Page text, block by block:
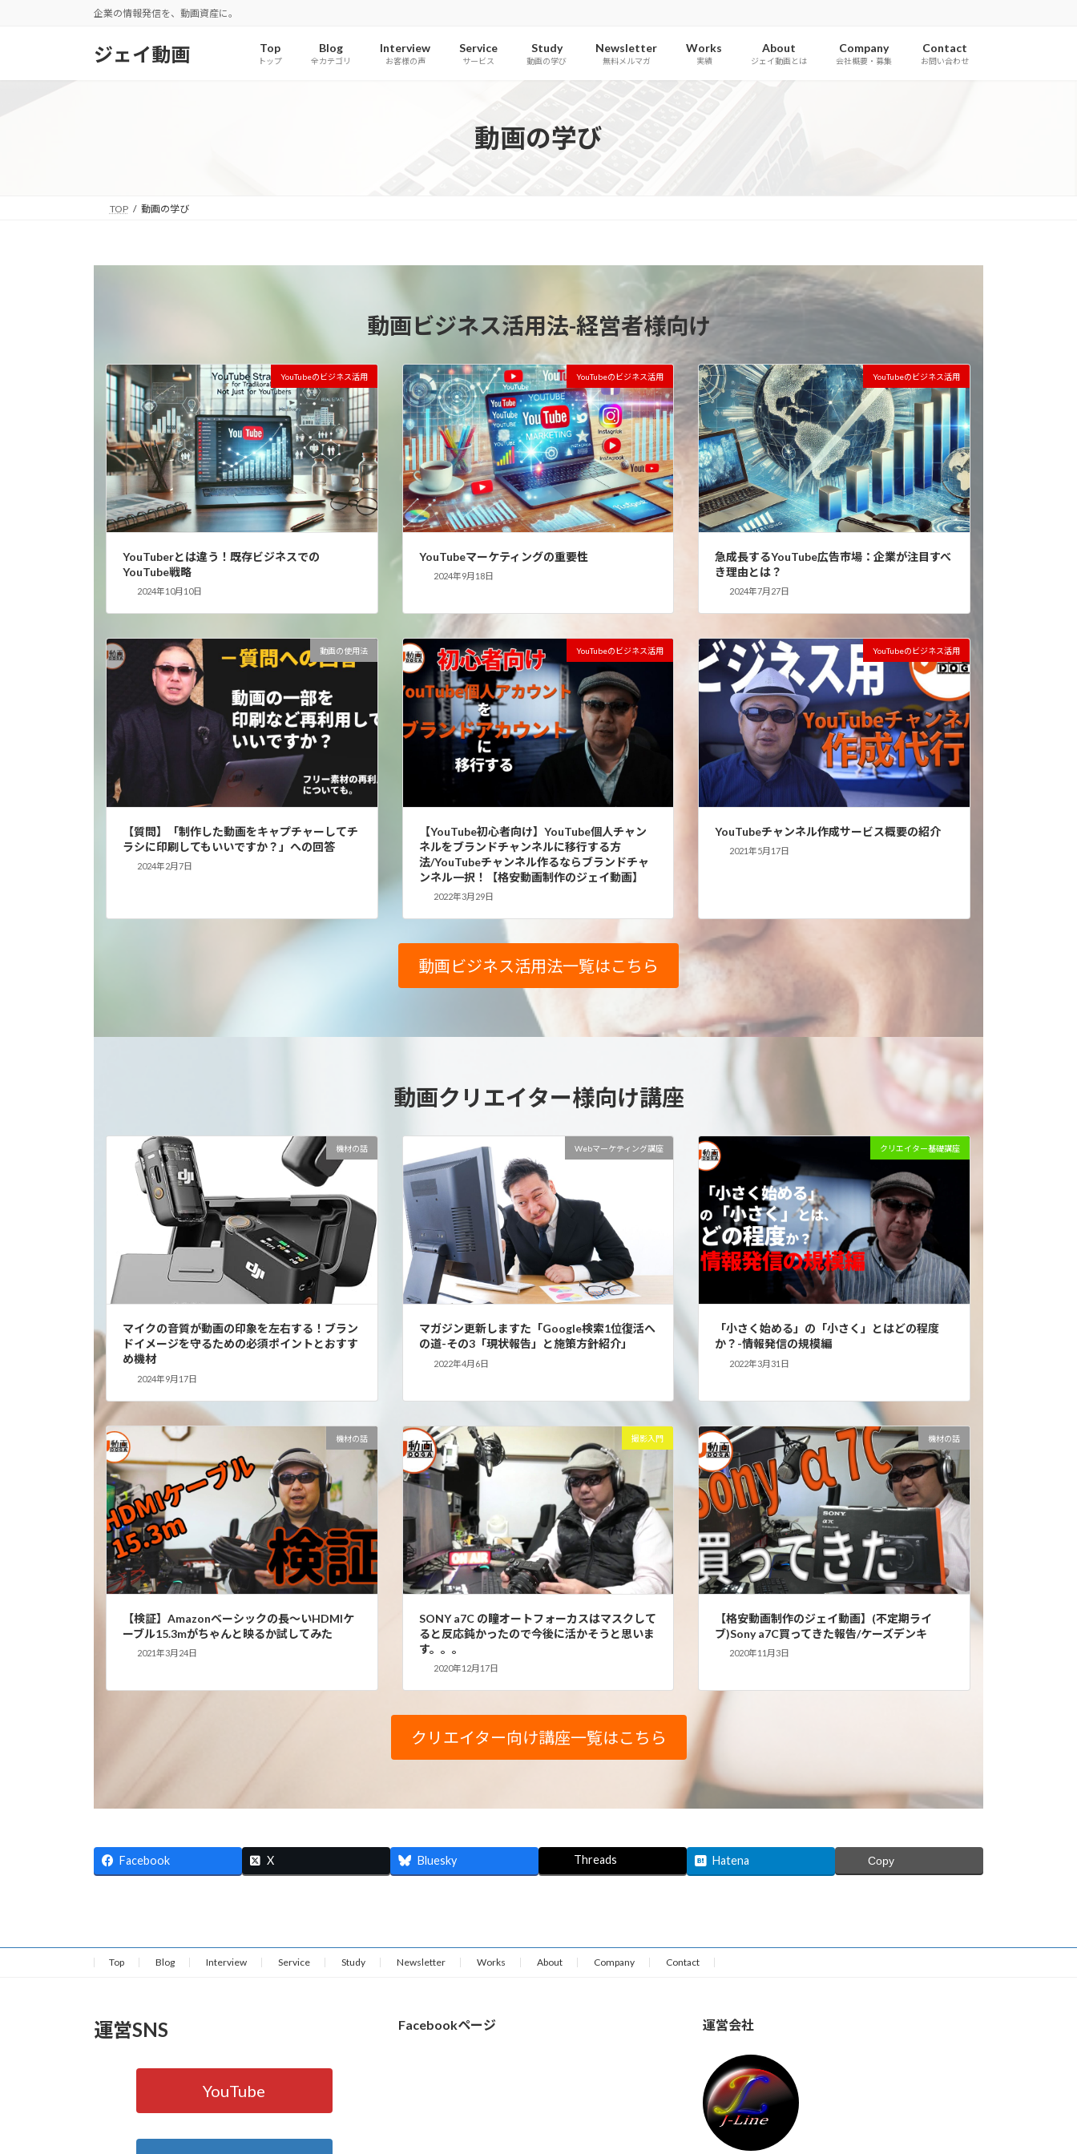
企業の情報発信を、動画資産に。
ジェイ動画 Top
トップ
Blog
全カテゴリ
Interview
お客様の声
Service
サービス
Study
動画の学び
Newsletter
無料メルマガ
Works
実績
About
ジェイ動画とは
Company
会社概要・募集
Contact
お問い合わせ
動画の学び
TOP 動画の学び
動画ビジネス活用法-経営者様向け
YouTubeのビジネス活用
YouTuberとは違う！既存ビジネスでの
YouTube戦略
2024年10月10日
YouTubeのビジネス活用
YouTubeマーケティングの重要性
2024年9月18日
YouTubeのビジネス活用
急成長するYouTube広告市場：企業が注目すべ
き理由とは？
2024年7月27日
動画の使用法
【質問】「制作した動画をキャプチャーしてチ
ラシに印刷してもいいですか？」への回答
2024年2月7日
YouTubeのビジネス活用
【YouTube初心者向け】YouTube個人チャン
ネルをブランドチャンネルに移行する方
法/YouTubeチャンネル作るならブランドチャ
ンネル一択！【格安動画制作のジェイ動画】
2022年3月29日
YouTubeのビジネス活用
YouTubeチャンネル作成サービス概要の紹介
2021年5月17日
動画ビジネス活用法一覧はこちら
動画クリエイター様向け講座
機材の話
マイクの音質が動画の印象を左右する！ブラン
ドイメージを守るための必須ポイントとおすす
め機材
2024年9月17日
Webマーケティング講座
マガジン更新しますた「Google検索1位復活へ
の道-その3「現状報告」と施策方針紹介」
2022年4月6日
クリエイター基礎講座
「小さく始める」の「小さく」とはどの程度
か？-情報発信の規模編
2022年3月31日
機材の話
【検証】Amazonベーシックの長～いHDMIケ
ーブル15.3mがちゃんと映るか試してみた
2021年3月24日
撮影入門
SONY a7C の瞳オートフォーカスはマスクして
ると反応鈍かったので今後に活かそうと思いま
す。。。
2020年12月17日
機材の話
【格安動画制作のジェイ動画】(不定期ライ
ブ)Sony a7C買ってきた報告/ケーズデンキ
2020年11月3日
クリエイター向け講座一覧はこちら
Facebook X Bluesky Threads Hatena Copy
Top Blog Interview Service Study Newsletter Works About Company Contact
運営SNS
YouTube
Facebookページ 運営会社